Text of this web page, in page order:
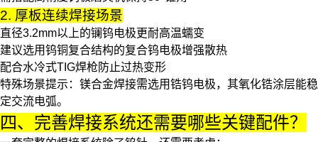
2. 厚板连续焊接场景
直径3.2mm以上的镧钨电极更耐高温蠕变
建议选用钨铜复合结构的复合钨电极增强散热
配合水冷式TIG焊枪防止过热变形
特殊场景提示 ：镁合金焊接需选用锆钨电极，其氧化锆涂层能稳
定交流电弧。
四、完善焊接系统还需要哪些关键配件？